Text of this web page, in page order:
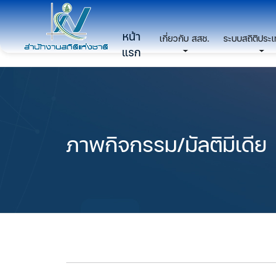
หน้า
แรก
เกี่ยวกับ สสช. ระบบสถิติประ
ภาพกิจกรรม/มัลติมีเดีย